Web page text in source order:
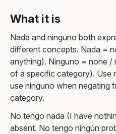
What it is
Nada and ninguno both
different concepts. Nada =
anything). Ninguno = none
of a specific category). Use
use ninguno when negating
category.
No tengo nada (I have
absent. No tengo ningún